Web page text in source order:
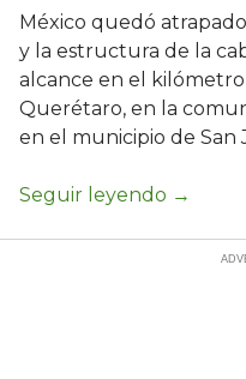
México quedó
y la estructura de la
alcance en el
Querétaro, en la
en el municipio de San